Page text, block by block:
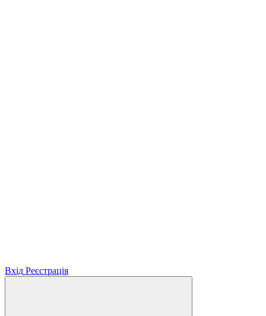
Вхід Реєстрація